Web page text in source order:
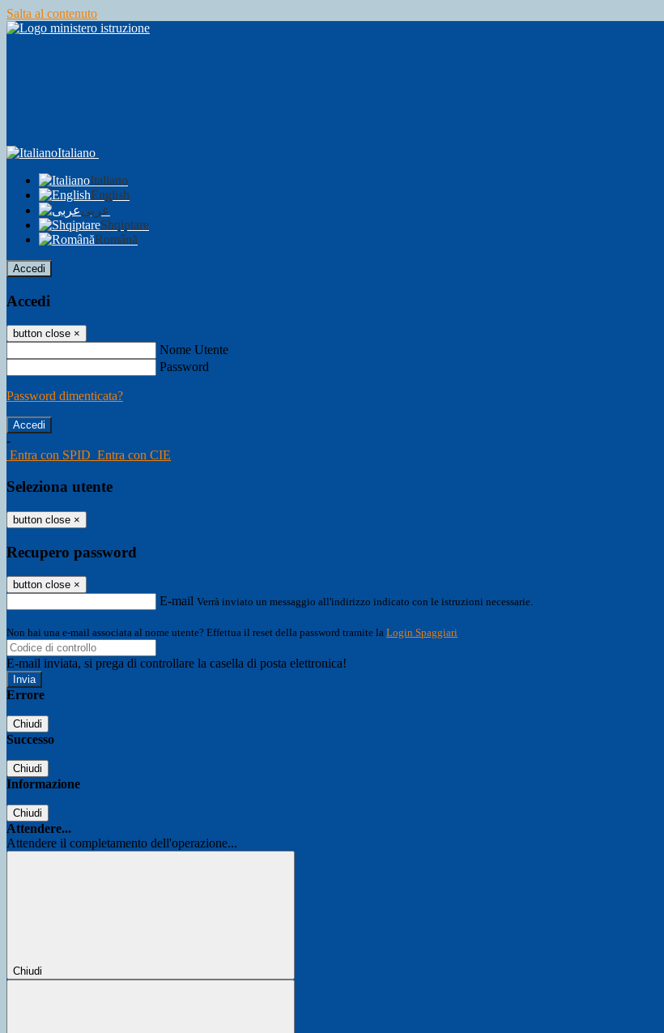
Salta al contenuto
Italiano
Italiano
English
عربى
Shqiptare
Română
Accedi
Accedi
button close ×
Nome Utente
Password
Password dimenticata?
-
Entra con SPID Entra con CIE
Seleziona utente
button close ×
Recupero password
button close ×
E-mail Verrà inviato un messaggio all'indirizzo indicato con le istruzioni necessarie.
Non hai una e-mail associata al nome utente? Effettua il reset della password tramite la Login Spaggiari
E-mail inviata, si prega di controllare la casella di posta elettronica!
Errore
Chiudi
Successo
Chiudi
Informazione
Chiudi
Attendere...
Attendere il completamento dell'operazione...
Chiudi